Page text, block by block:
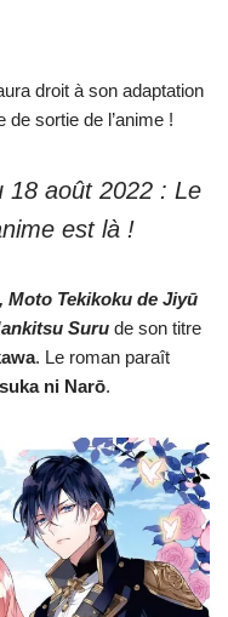
droit à son adaptation
sortie de l’anime !
18 août 2022 : Le
est là !
Moto Tekikoku de Jiyū
Suru de son titre
. Le roman paraît
ni Narō.